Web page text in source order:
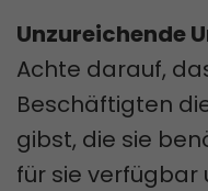
Unzureichende
Achte darauf,
Beschäftigten
gibst, die sie
für sie